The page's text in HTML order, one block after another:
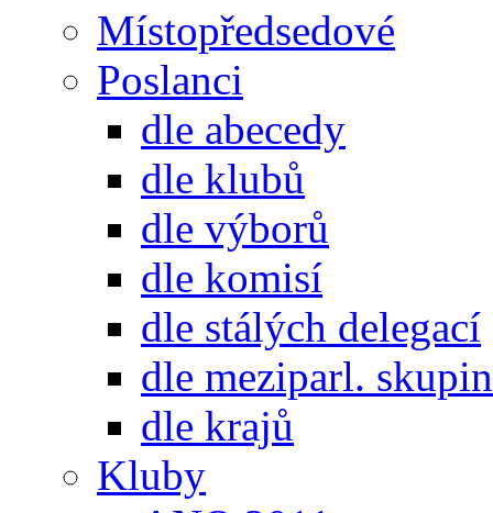
Místopředsedové
Poslanci
dle abecedy
dle klubů
dle výborů
dle komisí
dle stálých delegací
dle meziparl. skupin
dle krajů
Kluby